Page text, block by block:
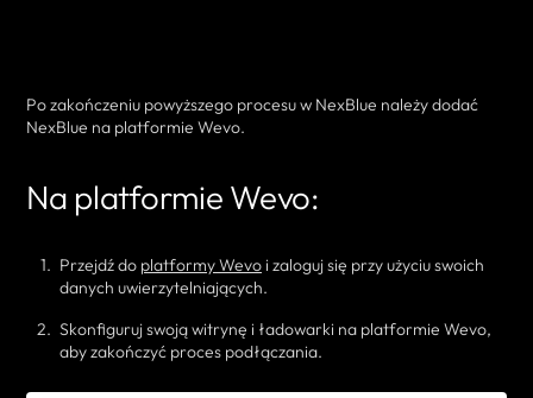
Po zakończeniu powyższego procesu w NexBlue należy dodać
NexBlue na platformie Wevo.
Na platformie Wevo:
Przejdź do platformy Wevo i zaloguj się przy użyciu swoich
danych uwierzytelniających.
Skonfiguruj swoją witrynę i ładowarki na platformie Wevo,
aby zakończyć proces podłączania.